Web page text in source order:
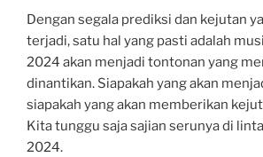
Dengan segala prediksi dan kejutan
terjadi, satu hal yang pasti adalah
2024 akan menjadi tontonan yang
dinantikan. Siapakah yang akan
siapakah yang akan memberikan
Kita tunggu saja sajian serunya di
2024.